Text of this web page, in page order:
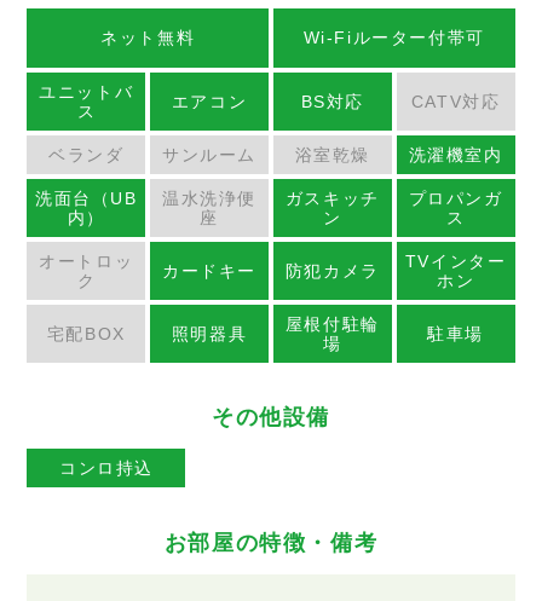
ネット無料 Wi-Fiルーター付帯可
ユニットバ
ス
エアコン BS対応 CATV対応
ベランダ サンルーム 浴室乾燥 洗濯機室内
洗面台（UB
内）
温水洗浄便
座
ガスキッチ
ン
プロパンガ
ス
オートロッ
ク
カードキー 防犯カメラ
TVインター
ホン
宅配BOX 照明器具
屋根付駐輪
場
駐車場
その他設備
コンロ持込
お部屋の特徴・備考